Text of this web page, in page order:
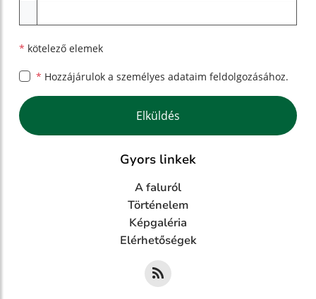
* kötelező elemek
* Hozzájárulok a személyes adataim feldolgozásához.
Google reCaptcha Response
Elküldés
Gyors linkek
A faluról
Történelem
Képgaléria
Elérhetőségek